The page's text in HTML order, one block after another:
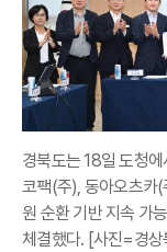
경북도는 18일 도청
코팩(주), 동아오츠카
원 순환 기반 지속 가
체결했다. [사진=경상